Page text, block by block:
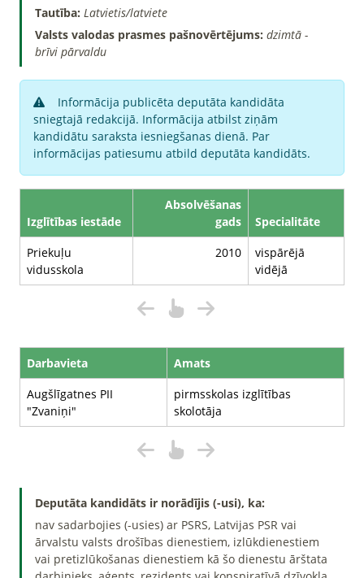
Tautība: Latvietis/latviete
Valsts valodas prasmes pašnovērtējums: dzimtā -
brīvi pārvaldu
Informācija publicēta deputāta kandidāta
sniegtajā redakcijā. Informācija atbilst ziņām
kandidātu saraksta iesniegšanas dienā. Par
informācijas patiesumu atbild deputāta kandidāts.
Izglītības iestāde
Absolvēšanas
gads
Specialitāte
Priekuļu
vidusskola
2010
vispārējā
vidējā
Darbavieta
Amats
Augšlīgatnes PII
"Zvaniņi"
pirmsskolas izglītības
skolotāja
Deputāta kandidāts ir norādījis (-usi), ka:
nav sadarbojies (-usies) ar PSRS, Latvijas PSR vai
ārvalstu valsts drošības dienestiem, izlūkdienestiem
vai pretizlūkošanas dienestiem kā šo dienestu ārštata